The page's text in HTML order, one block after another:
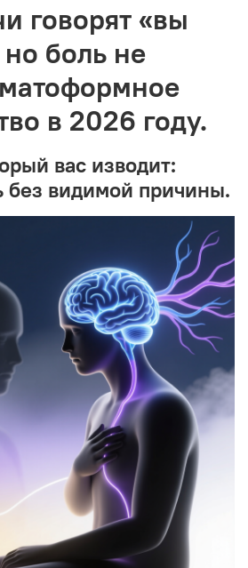
говорят «вы
боль не
в 2026 году.
вас изводит:
без видимой причины.